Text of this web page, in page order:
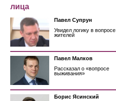
лица
Павел Супрун
Увидел логику в вопросе
жителей
Павел Малков
Рассказал о «вопросе
выживания»
Борис Ясинский